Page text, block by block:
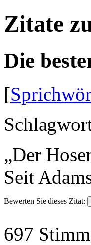
Zitate
Die
[
„Der
Seit
Bewerten Sie dieses Zitat:
697